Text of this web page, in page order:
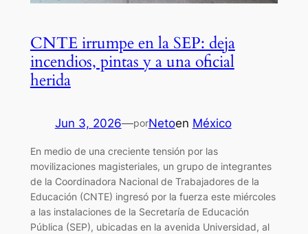
CNTE irrumpe en la SEP: deja
incendios, pintas y a una oficial
herida
Jun 3, 2026—porNetoen México
En medio de una creciente tensión por las
movilizaciones magisteriales, un grupo de integrantes
de la Coordinadora Nacional de Trabajadores de la
Educación (CNTE) ingresó por la fuerza este miércoles
a las instalaciones de la Secretaría de Educación
Pública (SEP), ubicadas en la avenida Universidad, al